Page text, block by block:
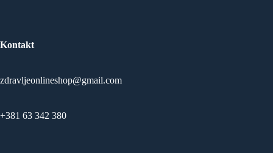
Kontakt
zdravljeonlineshop@gmail.com
+381 63 342 380